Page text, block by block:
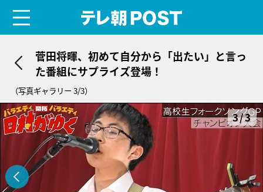
菅田将暉、初めて自分から「出たい」と言っ
た番組にサプライズ登場！
（写真ギャラリー 3/3）
3/3